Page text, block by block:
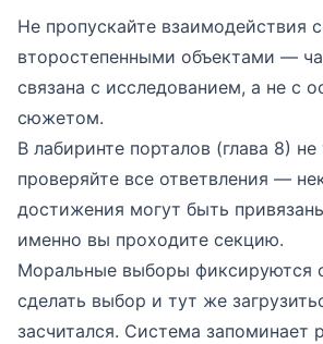
Не пропускайте взаимодействия с
второстепенными объектами —
связана с исследованием, а не с
сюжетом.
В лабиринте порталов (глава 8)
проверяйте все ответвления —
достижения могут быть
именно вы проходите секцию.
Моральные выборы фиксируются
сделать выбор и тут же
засчитался. Система запоминает